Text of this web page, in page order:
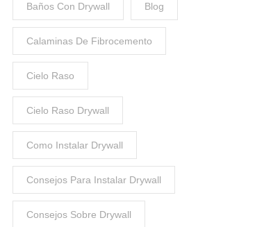
Baños Con Drywall Blog
Calaminas De Fibrocemento
Cielo Raso
Cielo Raso Drywall
Como Instalar Drywall
Consejos Para Instalar Drywall
Consejos Sobre Drywall